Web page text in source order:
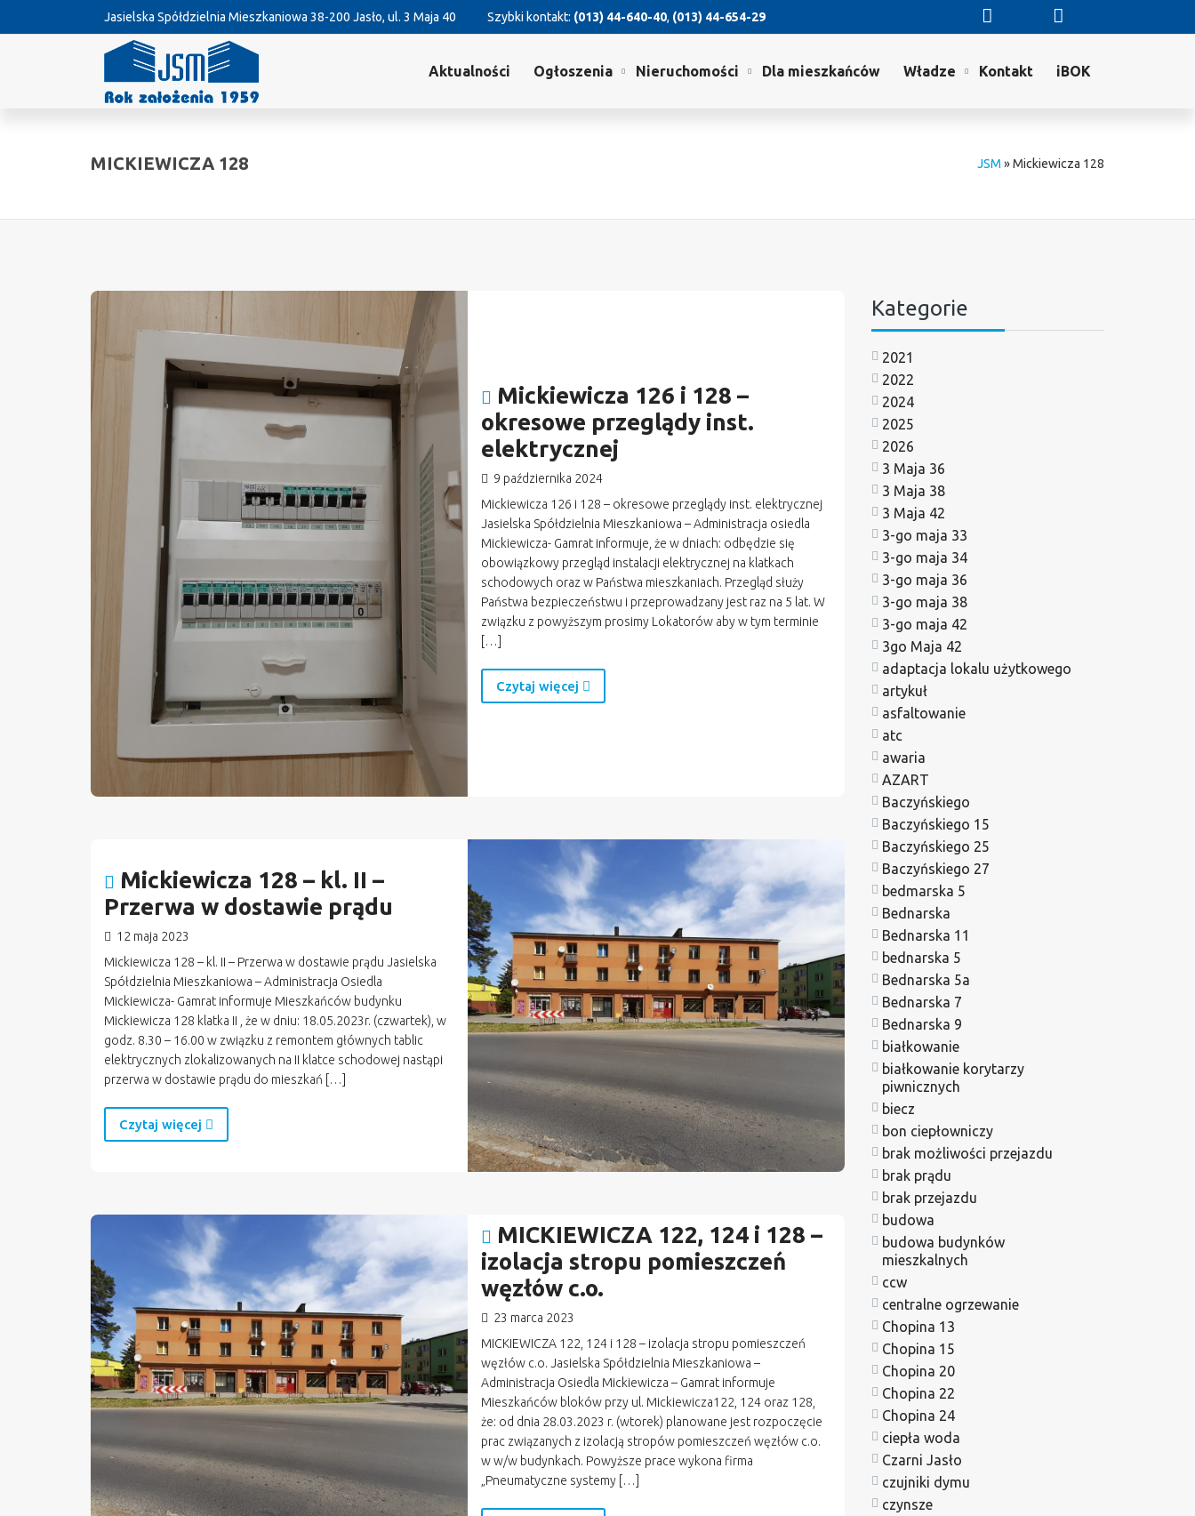
Jasielska Spółdzielnia Mieszkaniowa 38-200 Jasło, ul. 3 Maja 40 Szybki kontakt: (013) 44-640-40, (013) 44-654-29
Aktualności Ogłoszenia Nieruchomości Dla mieszkańców Władze Kontakt iBOK
MICKIEWICZA 128 JSM »Mickiewicza 128
Mickiewicza 126 i 128 –
okresowe przeglądy inst.
elektrycznej
9 października 2024
Mickiewicza 126 i 128 – okresowe przeglądy inst. elektrycznej
Jasielska Spółdzielnia Mieszkaniowa – Administracja osiedla
Mickiewicza- Gamrat informuje, że w dniach: odbędzie się
obowiązkowy przegląd instalacji elektrycznej na klatkach
schodowych oraz w Państwa mieszkaniach. Przegląd służy
Państwa bezpieczeństwu i przeprowadzany jest raz na 5 lat. W
związku z powyższym prosimy Lokatorów aby w tym terminie
[…]
Czytaj więcej
Mickiewicza 128 – kl. II –
Przerwa w dostawie prądu
12 maja 2023
Mickiewicza 128 – kl. II – Przerwa w dostawie prądu Jasielska
Spółdzielnia Mieszkaniowa – Administracja Osiedla
Mickiewicza- Gamrat informuje Mieszkańców budynku
Mickiewicza 128 klatka II , że w dniu: 18.05.2023r. (czwartek), w
godz. 8.30 – 16.00 w związku z remontem głównych tablic
elektrycznych zlokalizowanych na II klatce schodowej nastąpi
przerwa w dostawie prądu do mieszkań […]
Czytaj więcej
MICKIEWICZA 122, 124 i 128 –
izolacja stropu pomieszczeń
węzłów c.o.
23 marca 2023
MICKIEWICZA 122, 124 i 128 – izolacja stropu pomieszczeń
węzłów c.o. Jasielska Spółdzielnia Mieszkaniowa –
Administracja Osiedla Mickiewicza – Gamrat informuje
Mieszkańców bloków przy ul. Mickiewicza122, 124 oraz 128,
że: od dnia 28.03.2023 r. (wtorek) planowane jest rozpoczęcie
prac związanych z izolacją stropów pomieszczeń węzłów c.o.
w w/w budynkach. Powyższe prace wykona firma
„Pneumatyczne systemy […]
Kategorie
2021
2022
2024
2025
2026
3 Maja 36
3 Maja 38
3 Maja 42
3-go maja 33
3-go maja 34
3-go maja 36
3-go maja 38
3-go maja 42
3go Maja 42
adaptacja lokalu użytkowego
artykuł
asfaltowanie
atc
awaria
AZART
Baczyńskiego
Baczyńskiego 15
Baczyńskiego 25
Baczyńskiego 27
bedmarska 5
Bednarska
Bednarska 11
bednarska 5
Bednarska 5a
Bednarska 7
Bednarska 9
białkowanie
białkowanie korytarzy
piwnicznych
biecz
bon ciepłowniczy
brak możliwości przejazdu
brak prądu
brak przejazdu
budowa
budowa budynków
mieszkalnych
ccw
centralne ogrzewanie
Chopina 13
Chopina 15
Chopina 20
Chopina 22
Chopina 24
ciepła woda
Czarni Jasło
czujniki dymu
czynsze